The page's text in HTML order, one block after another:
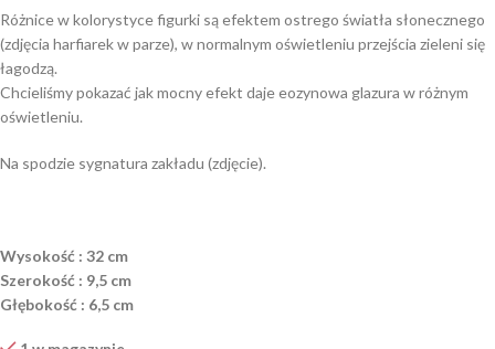
Różnice w kolorystyce figurki są efektem ostrego światła słonecznego
(zdjęcia harfiarek w parze), w normalnym oświetleniu przejścia zieleni się
łagodzą.
Chcieliśmy pokazać jak mocny efekt daje eozynowa glazura w różnym
oświetleniu.
Na spodzie sygnatura zakładu (zdjęcie).
Wysokość : 32 cm
Szerokość : 9,5 cm
Głębokość : 6,5 cm